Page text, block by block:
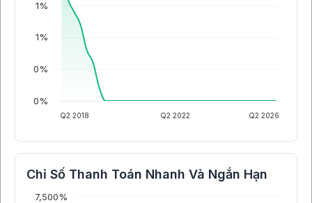
Q2 2018 Q2 2022 Q2 2026
0%
0%
1%
1%
Chỉ Số Thanh Toán Nhanh Và Ngắn Hạn
7,500%